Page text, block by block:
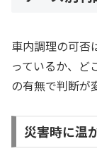
車内調理の可否
っているか、ど
の有無で判断が
災害時に温